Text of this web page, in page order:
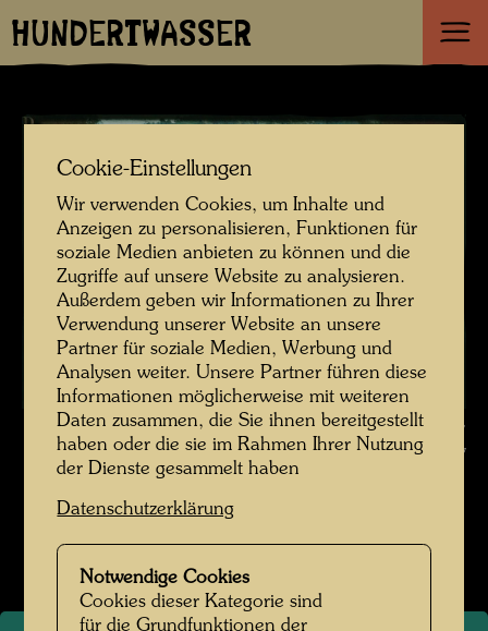
HUNDERTWASSER
Hundertwasser auf dem Wasserweg zwischen Farmhaus und Bucht ,
Fotograf: Unbekannt Unknown © Hundertwasser Archiv
Hundertwasser in Kaurinui Valley
Bildergalerie öffnen
Cookie-Einstellungen
Wir verwenden Cookies, um Inhalte und
Anzeigen zu personalisieren, Funktionen für
soziale Medien anbieten zu können und die
Zugriffe auf unsere Website zu analysieren.
Außerdem geben wir Informationen zu Ihrer
Verwendung unserer Website an unsere
Partner für soziale Medien, Werbung und
Analysen weiter. Unsere Partner führen diese
Informationen möglicherweise mit weiteren
Daten zusammen, die Sie ihnen bereitgestellt
haben oder die sie im Rahmen Ihrer Nutzung
der Dienste gesammelt haben
Datenschutzerklärung
Notwendige Cookies
Cookies dieser Kategorie sind
für die Grundfunktionen der